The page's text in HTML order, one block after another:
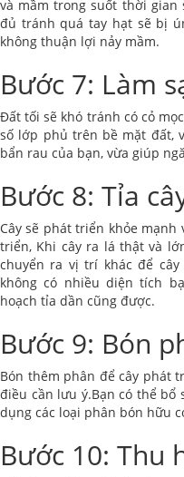
và mầm trong suốt thời
đủ tránh quá tay hạt sẽ bị
không thuận lợi nảy mầm.
Bước 7: Làm
Đất tối sẽ khó tránh có cỏ
số lớp phủ trên bề mặt đất,
bẩn rau của bạn, vừa giúp
Bước 8: Tỉa
Cây sẽ phát triển khỏe
triển, Khi cây ra lá thật và
chuyển ra vị trí khác để
không có nhiều diện tích
hoạch tỉa dần cũng được.
Bước 9: Bón
Bón thêm phân để cây phát
điều cần lưu ý.Bạn có thể
dụng các loại phân bón hữu
Bước 10: Thu